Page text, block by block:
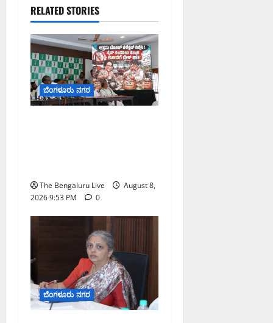
RELATED STORIES
ಬೆಂಗಳೂರು ನಗರ
The Bengaluru Live
August 8,
2026 9:53 PM
0
ಬೆಂಗಳೂರು ನಗರ